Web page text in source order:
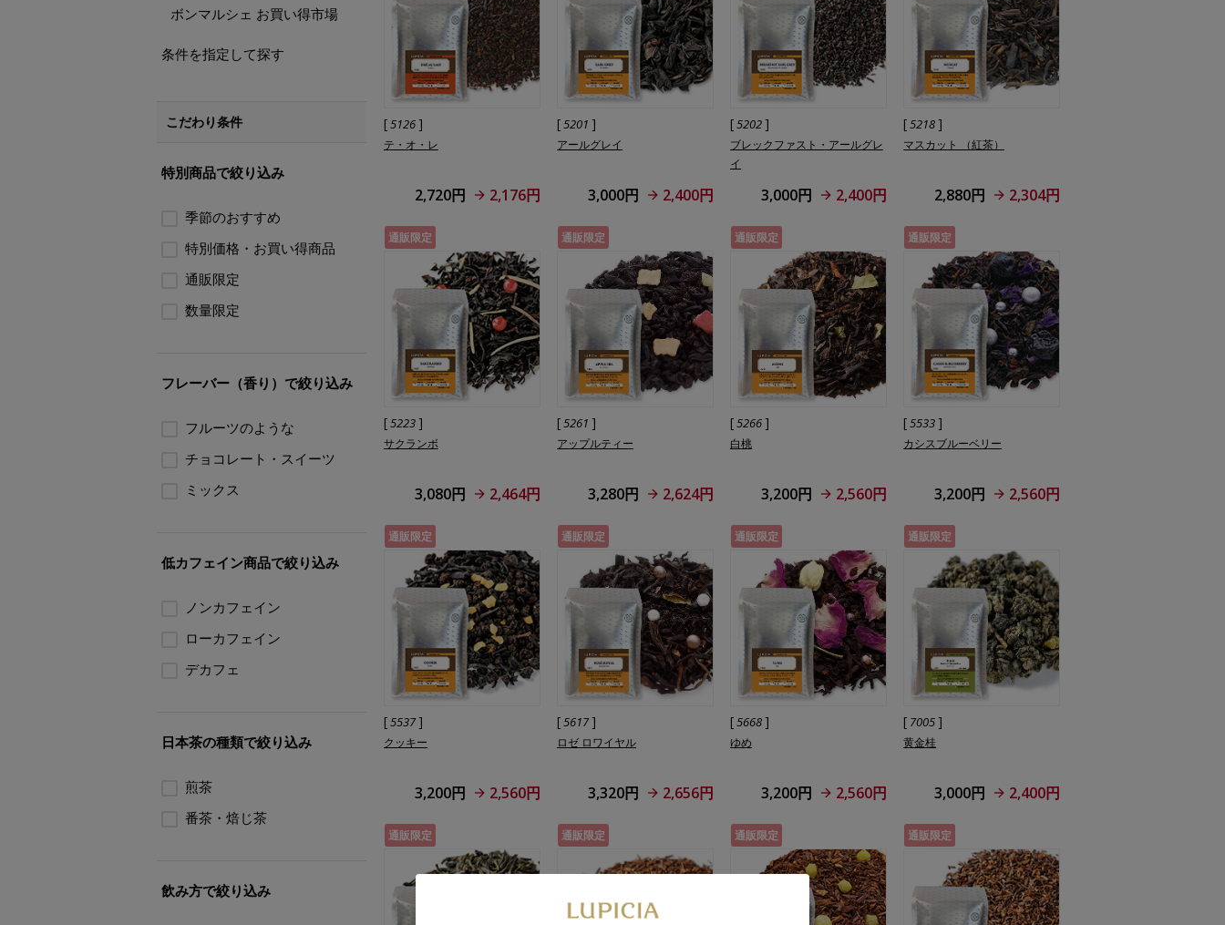
[5126 ]
テ・オ・レ
2,720円 2,176円
[5201 ]
アールグレイ
3,000円 2,400円
[5202 ]
ブレックファスト・アールグレ
イ
3,000円 2,400円
[5218 ]
マスカット （紅茶）
2,880円 2,304円
通販限定
[5223 ]
サクランボ
3,080円 2,464円
通販限定
[5261 ]
アップルティー
3,280円 2,624円
通販限定
[5266 ]
白桃
3,200円 2,560円
通販限定
[5533 ]
カシスブルーベリー
3,200円 2,560円
通販限定
[5537 ]
クッキー
3,200円 2,560円
通販限定
[5617 ]
ロゼ ロワイヤル
3,320円 2,656円
通販限定
[5668 ]
ゆめ
3,200円 2,560円
通販限定
[ 7005 ]
黄金桂
3,000円 2,400円
通販限定 通販限定 通販限定 通販限定
ボンマルシェ お買い得市場
条件を指定して探す
こだわり条件
特別商品で絞り込み
季節のおすすめ
特別価格・お買い得商品
通販限定
数量限定
フレーバー（香り）で絞り込み
フルーツのような
チョコレート・スイーツ
ミックス
低カフェイン商品で絞り込み
ノンカフェイン
ローカフェイン
デカフェ
日本茶の種類で絞り込み
煎茶
番茶・焙じ茶
飲み方で絞り込み